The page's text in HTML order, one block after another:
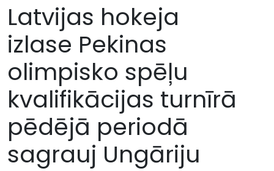
Latvijas hokeja
izlase Pekinas
olimpisko spēļu
kvalifikācijas turnīrā
pēdējā periodā
sagrauj Ungāriju